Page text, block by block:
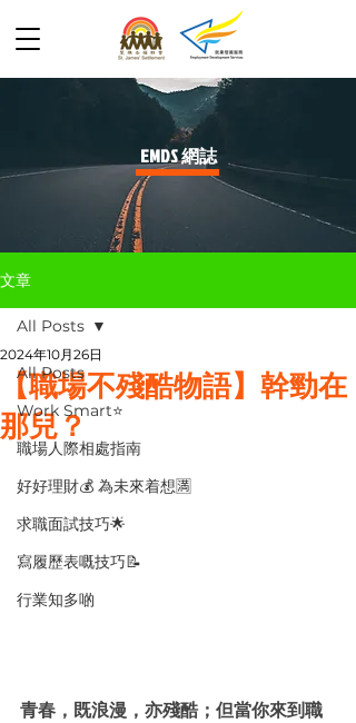
​EMDS 網誌
文章
All Posts
Work Smart⭐️
職場人際相處指南
好好理財💰 為未來着想🈵
求職面試技巧🌟
寫履歷表嘅技巧📝
行業知多啲
All Posts
【職場不殘酷物語】幹勁在
那兒？
2024年10月26日
青春，既浪漫，亦殘酷；但當你來到職